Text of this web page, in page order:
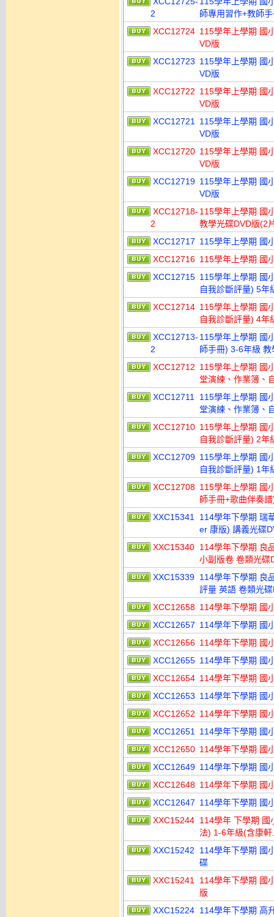
2
師專用習作+教師
XCC12724 115學年上學期 國
VD版
XCC12723 115學年上學期 國
VD版
XCC12722 115學年上學期 國
VD版
XCC12721
115學年上學期 國
VD版
XCC12720 115學年上學期 國
VD版
XCC12719 115學年上學期 國
VD版
XCC12718-
2
115學年上學期 國
教學光碟DVD版(2
XCC12717 115學年上學期 國
XCC12716 115學年上學期 國
XCC12715 115學年上學期 國
自我診斷評量) 5年
XCC12714 115學年上學期 國
自我診斷評量) 4年
XCC12713-
2
115學年上學期 國
師手冊) 3-6年級
XCC12712 115學年上學期 國
堂演練、作業簿、
XCC12711
115學年上學期 國
堂演練、作業簿、
XCC12710 115學年上學期 國
自我診斷評量) 2年
XCC12709 115學年上學期 國
自我診斷評量) 1年
XCC12708 115學年上學期 國
師手冊+歌曲伴奏
XXC15341
114學年下學期 瑞
er 康版) 講義光碟
XXC15340 114學年下學期 良
小副版卷 卷類光碟
XXC15339 114學年下學期 良
評量 英語 卷類光
XCC12658 114學年下學期 國
XCC12657 114學年下學期 國
XCC12656 114學年下學期 國
XCC12655 114學年下學期 國
XCC12654 114學年下學期 國
XCC12653 114學年下學期 國
XCC12652 114學年下學期 國
XCC12651
114學年下學期 國
XCC12650 114學年下學期 國
XCC12649 114學年下學期 國
XCC12648 114學年下學期 國
XCC12647 114學年下學期 國
XXC15244 114學年 下學期 國
法) 1-6年級(含康
XXC15242
114學年下學期 國
碟
XXC15241
114學年下學期 國
版
XXC15224 114學年下學期 高